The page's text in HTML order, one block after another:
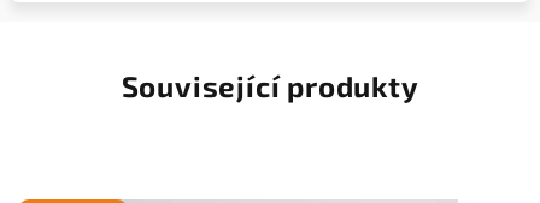
Související produkty